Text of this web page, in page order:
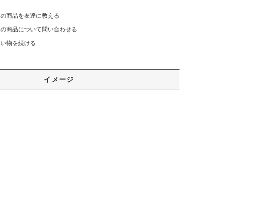
の商品を友達に教える
の商品について問い合わせる
物を続ける
イメージ